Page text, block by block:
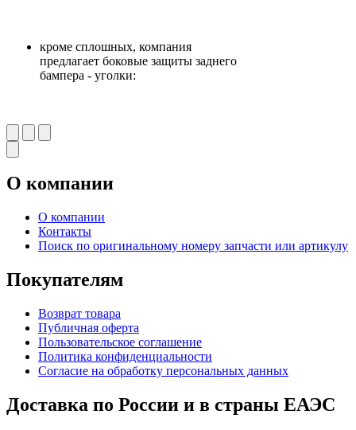
кроме сплошных, компания
предлагает боковые защиты заднего
бампера - уголки:
О компании
О компании
Контакты
Поиск по оригинальному номеру запчасти или артикулу
Покупателям
Возврат товара
Публичная оферта
Пользовательское соглашение
Политика конфиденциальности
Согласие на обработку персональных данных
Доставка по России и в страны ЕАЭС